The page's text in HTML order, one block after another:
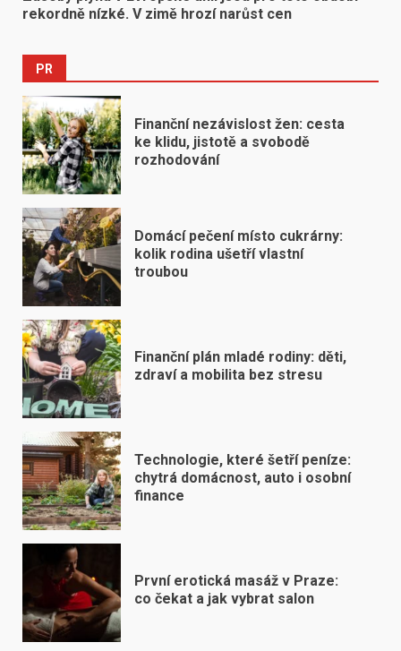
rekordně nízké. V zimě hrozí narůst cen
PR
Finanční nezávislost žen: cesta
ke klidu, jistotě a svobodě
rozhodování
Domácí pečení místo cukrárny:
kolik rodina ušetří vlastní
troubou
Finanční plán mladé rodiny: děti,
zdraví a mobilita bez stresu
Technologie, které šetří peníze:
chytrá domácnost, auto i osobní
finance
První erotická masáž v Praze:
co čekat a jak vybrat salon